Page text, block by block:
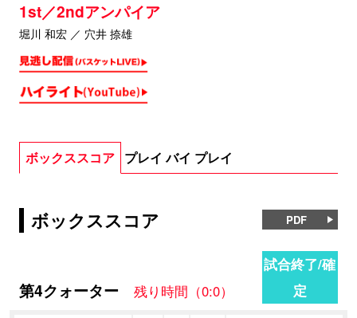
1st／2ndアンパイア
堀川 和宏 ／ 穴井 捺雄
ボックススコア プレイ バイ プレイ
ボックススコア PDF
第4クォーター 残り時間（0:0）
試合終了/確
定